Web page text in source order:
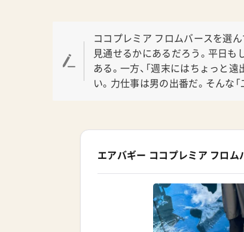
ココプレミア フロムバースを選
見通せるかにあるだろう。平日
ある。一方、「週末にはちょっと
い。力仕事は男の出番だ。そんな
エアバギー ココプレミア フロム